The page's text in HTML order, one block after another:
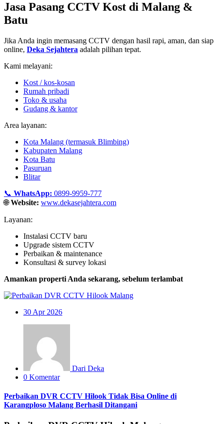
Jasa Pasang CCTV Kost di Malang &
Batu
Jika Anda ingin memasang CCTV dengan hasil rapi, aman, dan siap
online, Deka Sejahtera adalah pilihan tepat.
Kami melayani:
Kost / kos-kosan
Rumah pribadi
Toko & usaha
Gudang & kantor
Area layanan:
Kota Malang (termasuk Blimbing)
Kabupaten Malang
Kota Batu
Pasuruan
Blitar
📞 WhatsApp: 0899-9959-777
🌐Website: www.dekasejahtera.com
Layanan:
Instalasi CCTV baru
Upgrade sistem CCTV
Perbaikan & maintenance
Konsultasi & survey lokasi
Amankan properti Anda sekarang, sebelum terlambat
30 Apr 2026
Dari Deka
0 Komentar
Perbaikan DVR CCTV Hilook Tidak Bisa Online di
Karangploso Malang Berhasil Ditangani